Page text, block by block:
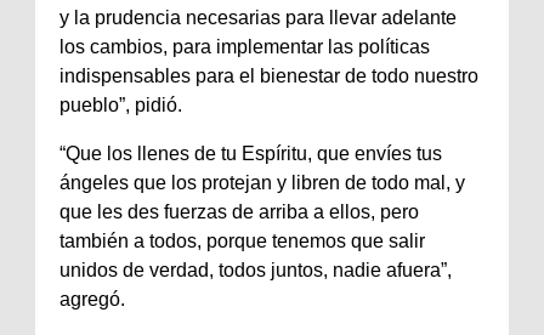
y la prudencia necesarias para llevar adelante
los cambios, para implementar las políticas
indispensables para el bienestar de todo nuestro
pueblo”, pidió.
“Que los llenes de tu Espíritu, que envíes tus
ángeles que los protejan y libren de todo mal, y
que les des fuerzas de arriba a ellos, pero
también a todos, porque tenemos que salir
unidos de verdad, todos juntos, nadie afuera”,
agregó.